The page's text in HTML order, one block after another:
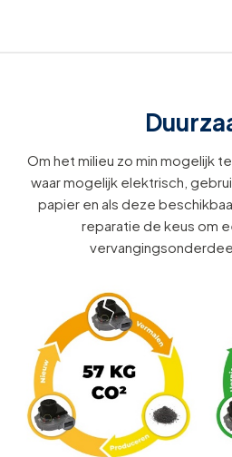
Om het milieu zo min mogelijk
waar mogelijk elektrisch,
papier en als deze
reparatie de keus om